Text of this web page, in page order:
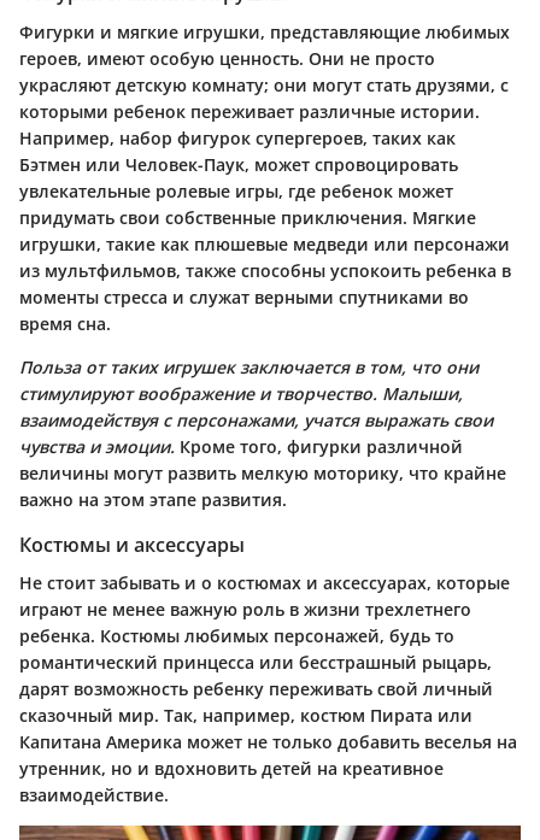
Фигурки и мягкие игрушки, представляющие любимых
героев, имеют особую ценность. Они не просто
украсляют детскую комнату; они могут стать друзями, с
которыми ребенок переживает различные истории.
Например, набор фигурок супергероев, таких как
Бэтмен или Человек-Паук, может спровоцировать
увлекательные ролевые игры, где ребенок может
придумать свои собственные приключения. Мягкие
игрушки, такие как плюшевые медведи или персонажи
из мультфильмов, также способны успокоить ребенка в
моменты стресса и служат верными спутниками во
время сна.
Польза от таких игрушек заключается в том, что они
стимулируют воображение и творчество. Малыши,
взаимодействуя с персонажами, учатся выражать свои
чувства и эмоции. Кроме того, фигурки различной
величины могут развить мелкую моторику, что крайне
важно на этом этапе развития.
Костюмы и аксессуары
Не стоит забывать и о костюмах и аксессуарах, которые
играют не менее важную роль в жизни трехлетнего
ребенка. Костюмы любимых персонажей, будь то
романтический принцесса или бесстрашный рыцарь,
дарят возможность ребенку переживать свой личный
сказочный мир. Так, например, костюм Пирата или
Капитана Америка может не только добавить веселья на
утренник, но и вдохновить детей на креативное
взаимодействие.